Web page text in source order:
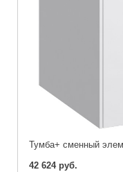
Тумба+ сменный
42 624 руб.